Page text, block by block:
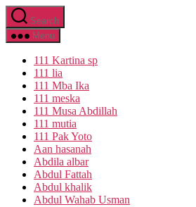
Skip
to
the
Search
Menu
111 Kartina sp
111 lia
111 Mba Ika
111 meska
111 Musa Abdillah
111 mutia
111 Pak Yoto
Aan hasanah
Abdila albar
Abdul Fattah
Abdul khalik
Abdul Wahab Usman